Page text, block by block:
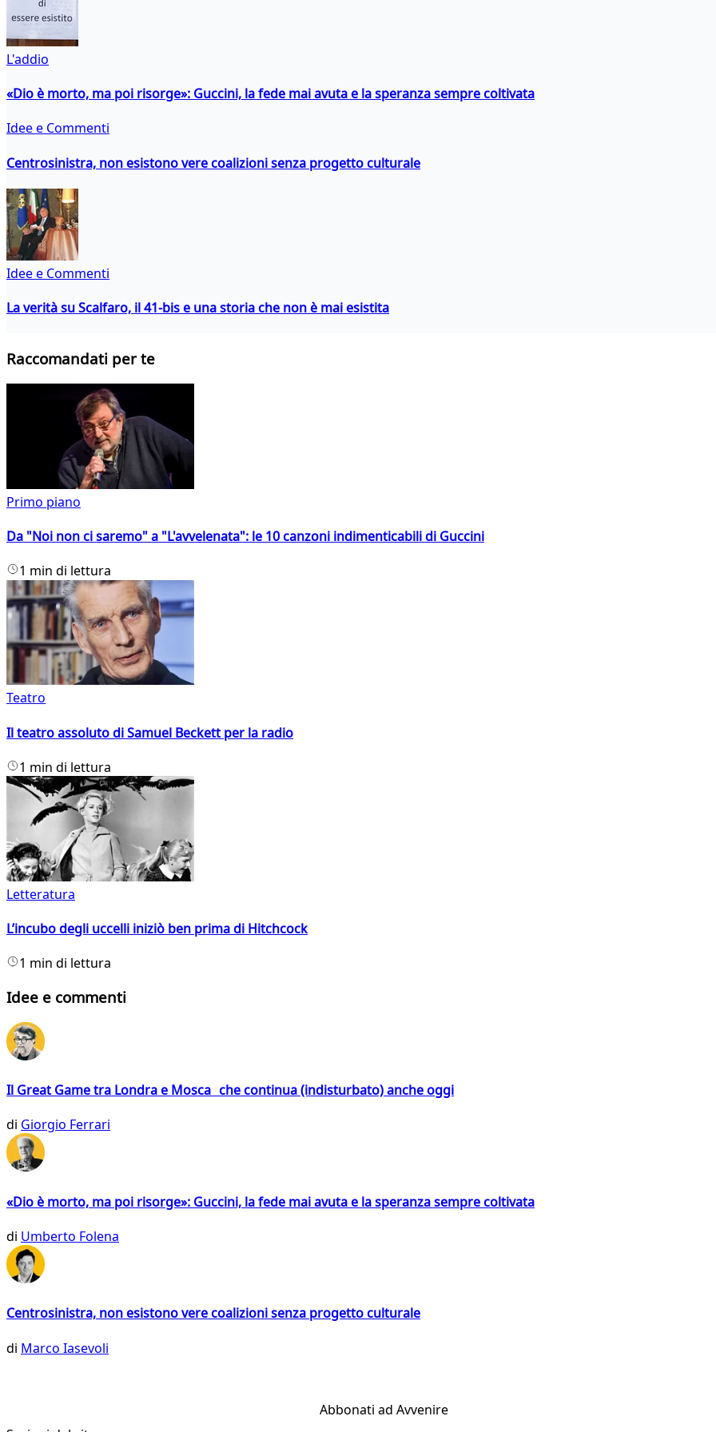
L'addio
«Dio è morto, ma poi risorge»: Guccini, la fede mai avuta e la speranza sempre coltivata
Idee e Commenti
Centrosinistra, non esistono vere coalizioni senza progetto culturale
Idee e Commenti
La verità su Scalfaro, il 41-bis e una storia che non è mai esistita
Raccomandati per te
Primo piano
Da "Noi non ci saremo" a "L'avvelenata": le 10 canzoni indimenticabili di Guccini
1 min di lettura
Teatro
Il teatro assoluto di Samuel Beckett per la radio
1 min di lettura
Letteratura
L’incubo degli uccelli iniziò ben prima di Hitchcock
1 min di lettura
Idee e commenti
Il Great Game tra Londra e Mosca che continua (indisturbato) anche oggi
di Giorgio Ferrari
«Dio è morto, ma poi risorge»: Guccini, la fede mai avuta e la speranza sempre coltivata
di Umberto Folena
Centrosinistra, non esistono vere coalizioni senza progetto culturale
di Marco Iasevoli
Abbonati ad Avvenire